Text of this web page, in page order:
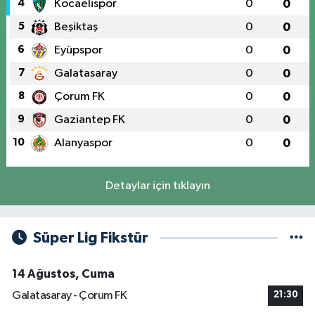
4 Kocaelispor 0 0
5 Beşiktaş 0 0
6 Eyüpspor 0 0
7 Galatasaray 0 0
8 Çorum FK 0 0
9 Gaziantep FK 0 0
10 Alanyaspor 0 0
Detaylar için tıklayın
Süper Lig Fikstür
14 Ağustos, Cuma
Galatasaray - Çorum FK
21:30